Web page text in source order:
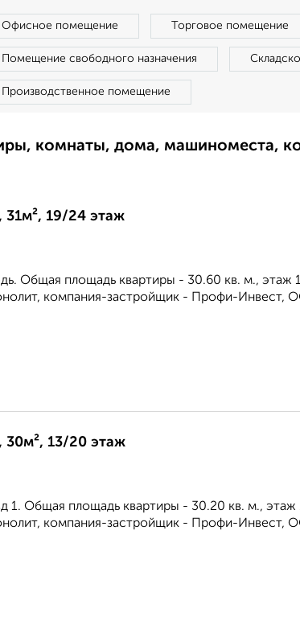
Офисное помещение Торговое помещение
Помещение свободного назначения
Производственное помещение
комнаты, дома, машиноместа,
31м², 19/24 этаж
Общая площадь квартиры - 30.60 кв. м., этаж
компания-застройщик - Профи-
30м², 13/20 этаж
1. Общая площадь квартиры - 30.20 кв. м., этаж
компания-застройщик - Профи-Инвест,